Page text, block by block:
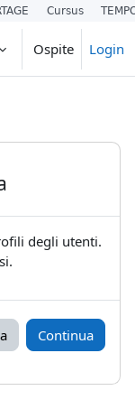
Ospite Login
degli utenti.
Continua
Cursus